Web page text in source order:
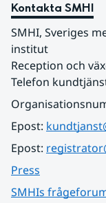
Kontakta SMHI
SMHI, Sveriges
institut
Reception och
Telefon
Epost:
Epost:
Press
SMHIs